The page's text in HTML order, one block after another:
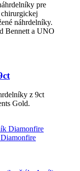
pre
náhrdelníky.
Bennett a UNO
z 9ct
Gold.